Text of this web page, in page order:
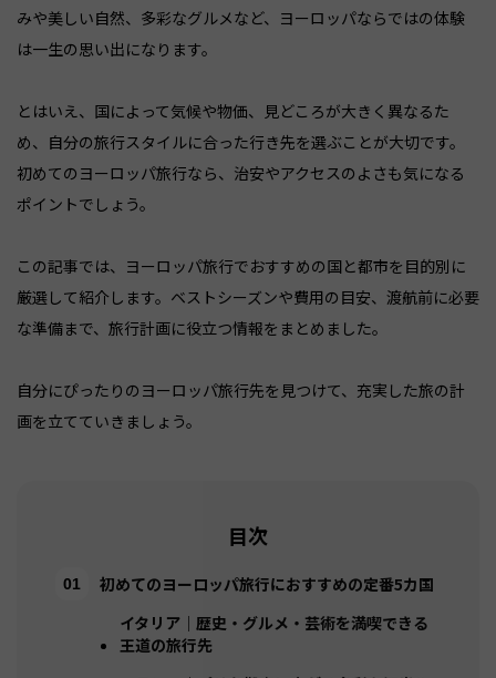
みや美しい自然、多彩なグルメなど、ヨーロッパならではの体験
は一生の思い出になります。
とはいえ、国によって気候や物価、見どころが大きく異なるた
め、自分の旅行スタイルに合った行き先を選ぶことが大切です。
初めてのヨーロッパ旅行なら、治安やアクセスのよさも気になる
ポイントでしょう。
この記事では、ヨーロッパ旅行でおすすめの国と都市を目的別に
厳選して紹介します。ベストシーズンや費用の目安、渡航前に必要
な準備まで、旅行計画に役立つ情報をまとめました。
自分にぴったりのヨーロッパ旅行先を見つけて、充実した旅の計
画を立てていきましょう。
目次
初めてのヨーロッパ旅行におすすめの定番5カ国
イタリア｜歴史・グルメ・芸術を満喫できる
王道の旅行先